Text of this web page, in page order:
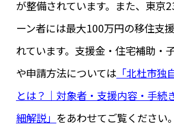
が整備されています。また、東京
ーン者には最大100万円の移住支
れています。支援金・住宅補助・
や申請方法については「北杜市独
とは？｜対象者・支援内容・手続
細解説」 をあわせてご覧ください。